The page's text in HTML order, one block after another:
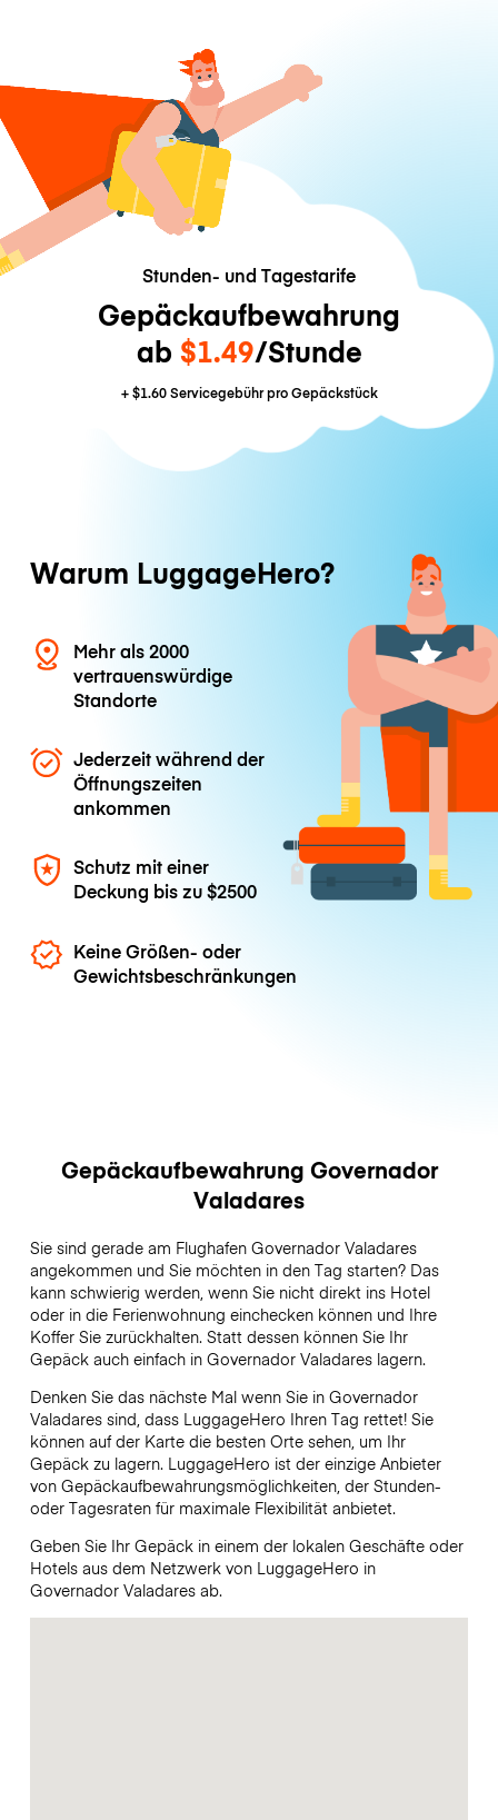
Stunden- und Tagestarife
Gepäckaufbewahrung
ab $1.49/Stunde
+$1.60Servicegebühr pro Gepäckstück
Warum LuggageHero?
Mehr als 2000
vertrauenswürdige
Standorte
Jederzeit während der
Öffnungszeiten
ankommen
Schutz mit einer
Deckung bis zu$2500
Keine Größen- oder
Gewichtsbeschränkungen
Gepäckaufbewahrung Governador
Valadares
Sie sind gerade am Flughafen Governador Valadares
angekommen und Sie möchten in den Tag starten? Das
kann schwierig werden, wenn Sie nicht direkt ins Hotel
oder in die Ferienwohnung einchecken können und Ihre
Koffer Sie zurückhalten. Statt dessen können Sie Ihr
Gepäck auch einfach in Governador Valadares lagern.
Denken Sie das nächste Mal wenn Sie in Governador
Valadares sind, dass LuggageHero Ihren Tag rettet! Sie
können auf der Karte die besten Orte sehen, um Ihr
Gepäck zu lagern. LuggageHero ist der einzige Anbieter
von Gepäckaufbewahrungsmöglichkeiten, der Stunden-
oder Tagesraten für maximale Flexibilität anbietet.
Geben Sie Ihr Gepäck in einem der lokalen Geschäfte oder
Hotels aus dem Netzwerk von LuggageHero in
Governador Valadares ab.